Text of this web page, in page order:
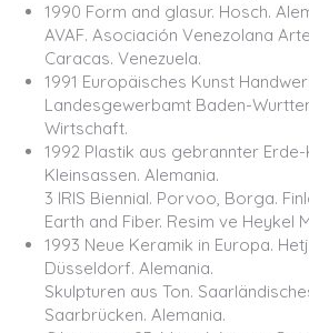
1990 Form and glasur. Hosch.
AVAF. Asociación Venezolana
Caracas. Venezuela.
1991 Europäisches Kunst
Landesgewerbamt Baden-
Wirtschaft.
1992 Plastik aus gebrannter
Kleinsassen. Alemania.
3 IRIS Biennial. Porvoo, Borga.
Earth and Fiber. Resim ve Heykel
1993 Neue Keramik in Europa.
Düsseldorf. Alemania.
Skulpturen aus Ton.
Saarbrücken. Alemania.